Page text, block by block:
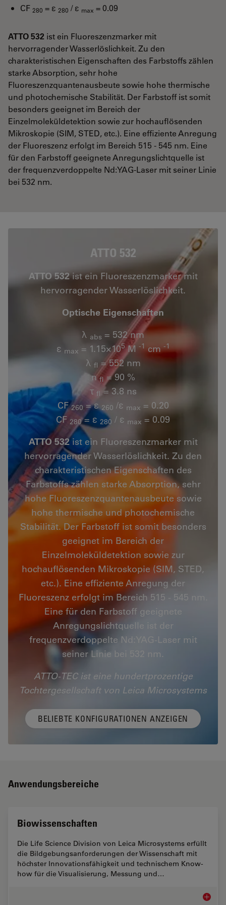
CF 280 = ε 280 / ε max = 0.09
ATTO 532 ist ein Fluoreszenzmarker mit
hervorragender Wasserlöslichkeit. Zu den
charakteristischen Eigenschaften des Farbstoffs zählen
starke Absorption, sehr hohe
Fluoreszenzquantenausbeute sowie hohe thermische
und photochemische Stabilität. Der Farbstoff ist somit
besonders geeignet im Bereich der
Einzelmoleküldetektion sowie zur hochauflösenden
Mikroskopie (SIM, STED, etc.). Eine effiziente Anregung
der Fluoreszenz erfolgt im Bereich 515 - 545 nm. Eine
für den Farbstoff geeignete Anregungslichtquelle ist
der frequenzverdoppelte Nd:YAG-Laser mit seiner Linie
bei 532 nm.
ATTO 532
ATTO 532ist ein Fluoreszenzmarker mit
hervorragender Wasserlöslichkeit.
Optische Eigenschaften
λ abs = 532 nm
ε max = 1.15×105M -1cm-1
λ fl = 552 nm
nfl= 90 %
τ fl = 3.8 ns
CF260 = ε 260 /ε max = 0.20
CF 280= ε 280 / ε max = 0.09
ATTO 532ist ein Fluoreszenzmarker mit
hervorragender Wasserlöslichkeit. Zu den
charakteristischen Eigenschaften des
Farbstoffs zählen starke Absorption, sehr
hohe Fluoreszenzquantenausbeute sowie
hohe thermische und photochemische
Stabilität. Der Farbstoff ist somit besonders
geeignet im Bereich der
Einzelmoleküldetektion sowie zur
hochauflösenden Mikroskopie (SIM, STED,
etc.). Eine effiziente Anregung der
Fluoreszenz erfolgt im Bereich 515 - 545 nm.
Eine für den Farbstoff geeignete
Anregungslichtquelle ist der
frequenzverdoppelte Nd:YAG-Laser mit
seiner Linie bei 532 nm.
ATTO-TEC ist eine hundertprozentige
Tochtergesellschaft von Leica Microsystems
BELIEBTE KONFIGURATIONEN ANZEIGEN
Anwendungsbereiche
Biowissenschaften
Die Life Science Division von Leica Microsystems erfüllt
die Bildgebungsanforderungen der Wissenschaft mit
höchster Innovationsfähigkeit und technischem Know-
how für die Visualisierung, Messung und…